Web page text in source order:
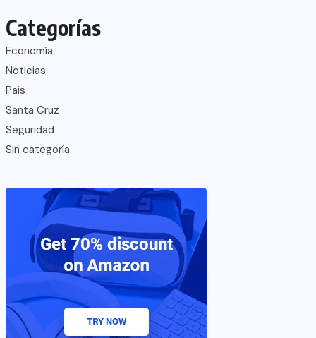
Categorías
Economía
Noticias
Pais
Santa Cruz
Seguridad
Sin categoría